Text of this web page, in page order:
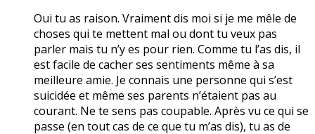
Oui tu as raison. Vraiment dis moi si je me mêle de
choses qui te mettent mal ou dont tu veux pas
parler mais tu n’y es pour rien. Comme tu l’as dis, il
est facile de cacher ses sentiments même à sa
meilleure amie. Je connais une personne qui s’est
suicidée et même ses parents n’étaient pas au
courant. Ne te sens pas coupable. Après vu ce qui se
passe (en tout cas de ce que tu m’as dis), tu as de